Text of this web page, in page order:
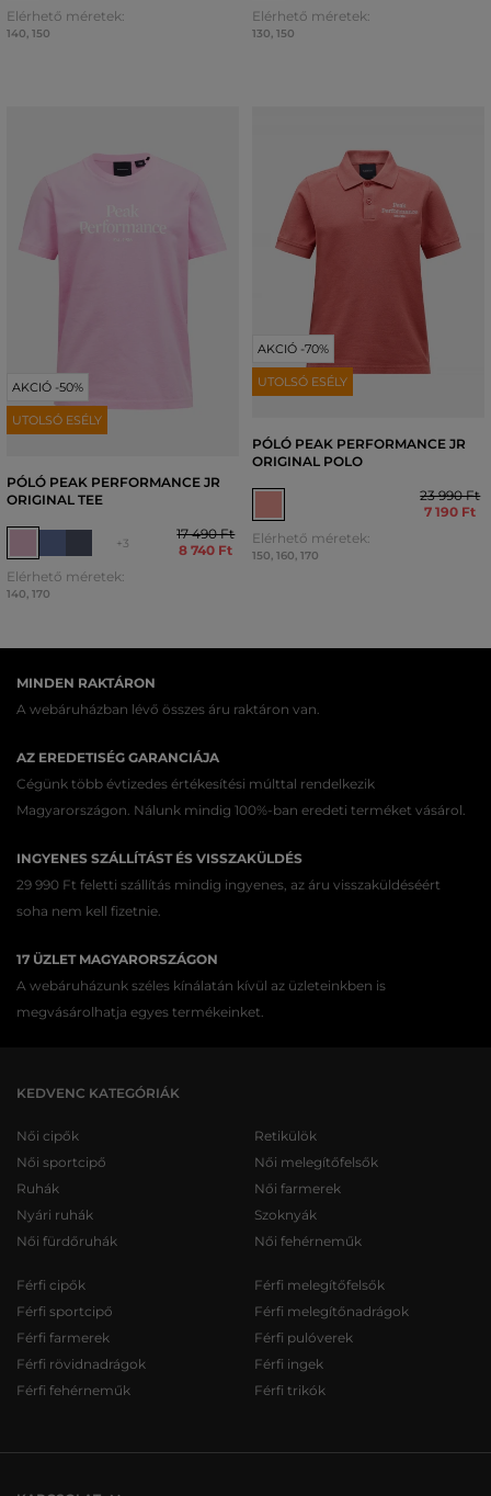
Elérhető méretek:
140, 150
Elérhető méretek:
130, 150
AKCIÓ -50%
UTOLSÓ ESÉLY
PÓLÓ PEAK PERFORMANCE JR
ORIGINAL TEE
+3
17 490 Ft
8 740 Ft
Elérhető méretek:
140, 170
AKCIÓ -70%
UTOLSÓ ESÉLY
PÓLÓ PEAK PERFORMANCE JR
ORIGINAL POLO
23 990 Ft
7 190 Ft
Elérhető méretek:
150, 160, 170
MINDEN RAKTÁRON
A webáruházban lévő összes áru raktáron van.
AZ EREDETISÉG GARANCIÁJA
Cégünk több évtizedes értékesítési múlttal rendelkezik
Magyarországon. Nálunk mindig 100%-ban eredeti terméket vásárol.
INGYENES SZÁLLÍTÁST ÉS VISSZAKÜLDÉS
29 990 Ft feletti szállítás mindig ingyenes, az áru visszaküldéséért
soha nem kell fizetnie.
17 ÜZLET MAGYARORSZÁGON
A webáruházunk széles kínálatán kívül az üzleteinkben is
megvásárolhatja egyes termékeinket.
KEDVENC KATEGÓRIÁK
Női cipők
Női sportcipő
Ruhák
Nyári ruhák
Női fürdőruhák
Retikülök
Női melegítőfelsők
Női farmerek
Szoknyák
Női fehérneműk
Férfi cipők
Férfi sportcipő
Férfi farmerek
Férfi rövidnadrágok
Férfi fehérneműk
Férfi melegítőfelsők
Férfi melegítőnadrágok
Férfi pulóverek
Férfi ingek
Férfi trikók